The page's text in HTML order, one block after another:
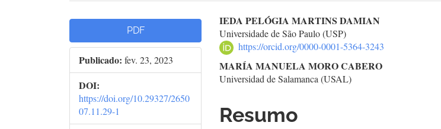
Barra
lateral
de
artigos
PDF
Publicado: fev. 23, 2023
DOI:
https://doi.org/10.29327/2650
07.11.29-1
Conteúdo
do
artigo
principal
IEDA PELÓGIA MARTINS DAMIAN
Universidade de São Paulo (USP)
https://orcid.org/0000-0001-5364-3243
MARÍA MANUELA MORO CABERO
Universidad de Salamanca (USAL)
Resumo